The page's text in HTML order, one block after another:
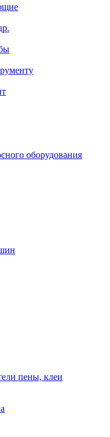
оборудования
пены, клеи